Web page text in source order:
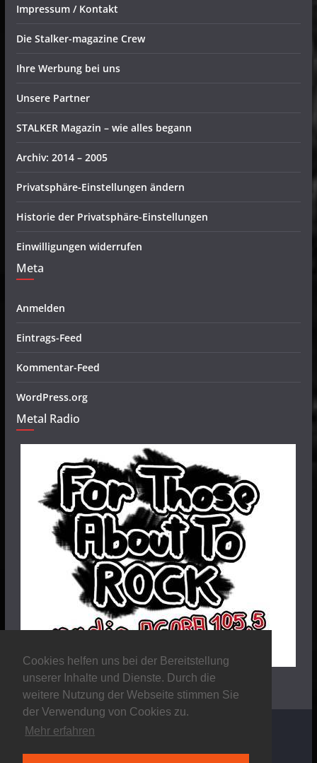
Cookies helfen uns bei der Bereitstellung
unserer Inhalte und Dienste. Durch die
weitere Nutzung der Webseite stimmen Sie
der Verwendung von Cookies zu.
Mehr erfahren
Impressum / Kontakt
Die Stalker-magazine Crew
Ihre Werbung bei uns
Unsere Partner
STALKER Magazin – wie alles begann
Archiv: 2014 – 2005
Privatsphäre-Einstellungen ändern
Historie der Privatsphäre-Einstellungen
Einwilligungen widerrufen
Meta
Anmelden
Eintrags-Feed
Kommentar-Feed
WordPress.org
Metal Radio
Copyright © 2026